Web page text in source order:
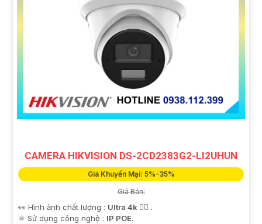
CAMERA HIKVISION DS-2CD2383G2-LI2UHUN
Giá Khuyến Mại: 5%-35%
Giá Bán:
👀 Hình ảnh chất lượng : Ultra 4k 👍🏾 .
⚛️ Sử dụng công nghệ : IP POE.